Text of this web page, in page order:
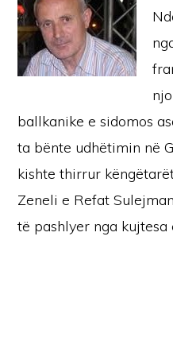
ballkanike e sidomos
ta bënte udhëtimin në
kishte thirrur
Zeneli e Refat
të pashlyer nga kujtesa